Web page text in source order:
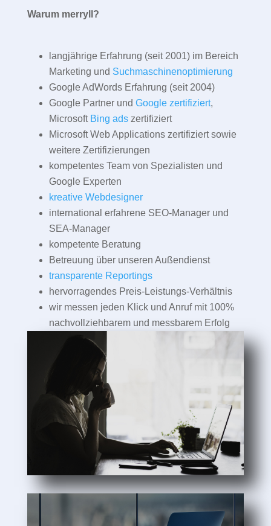
Warum merryll?
langjährige Erfahrung (seit 2001) im Bereich
Marketing und Suchmaschinenoptimierung
Google AdWords Erfahrung (seit 2004)
Google Partner und Google zertifiziert,
Microsoft Bing adszertifiziert
Microsoft Web Applications zertifiziert sowie
weitere Zertifizierungen
kompetentes Team von Spezialisten und
Google Experten
kreative Webdesigner
international erfahrene SEO-Manager und
SEA-Manager
kompetente Beratung
Betreuung über unseren Außendienst
transparente Reportings
hervorragendes Preis-Leistungs-Verhältnis
wir messen jeden Klick und Anruf mit 100%
nachvollziehbarem und messbarem Erfolg